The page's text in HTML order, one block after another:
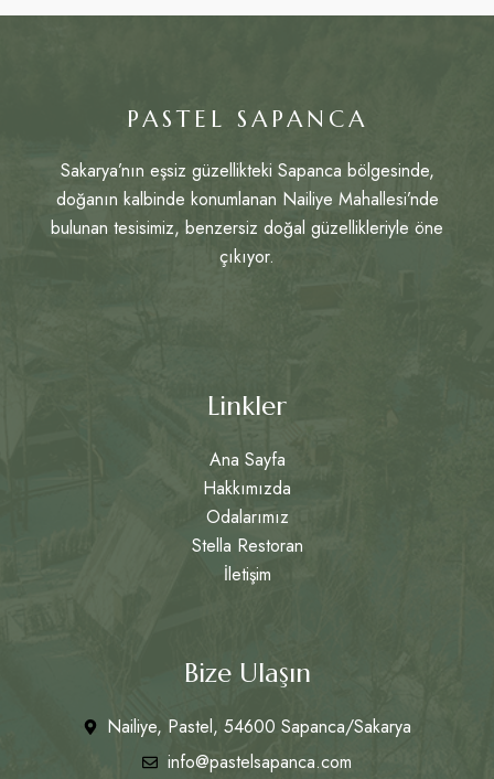
PASTEL SAPANCA
Sakarya’nın eşsiz güzellikteki Sapanca bölgesinde,
doğanın kalbinde konumlanan Nailiye Mahallesi’nde
bulunan tesisimiz, benzersiz doğal güzellikleriyle öne
çıkıyor.
Linkler
Ana Sayfa
Hakkımızda
Odalarımız
Stella Restoran
İletişim
Bize Ulaşın
Nailiye, Pastel, 54600 Sapanca/Sakarya
info@pastelsapanca.com